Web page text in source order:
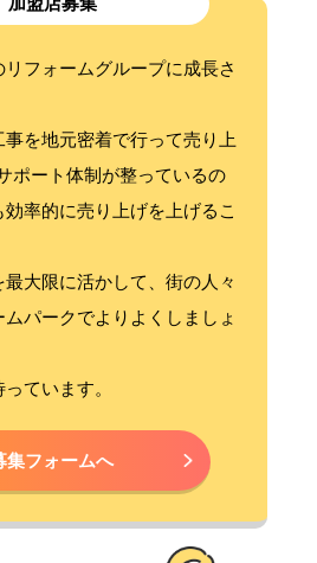
フォームグループに成長さ
事を地元密着で行って売り上
ポート体制が整っているの
率的に売り上げを上げるこ
大限に活かして、街の人々
パークでよりよくしましょ
ています。
集フォームへ